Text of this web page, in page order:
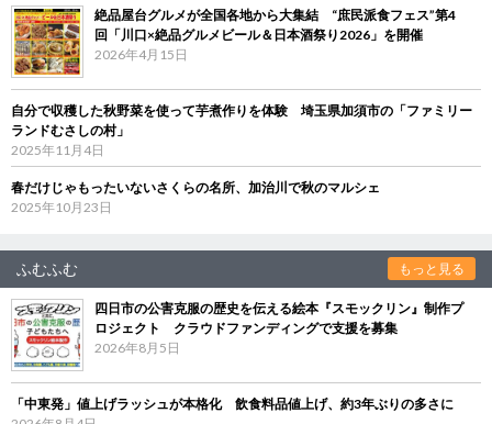
絶品屋台グルメが全国各地から大集結 “庶民派食フェス”第4
回「川口×絶品グルメビール＆日本酒祭り2026」を開催
2026年4月15日
自分で収穫した秋野菜を使って芋煮作りを体験 埼玉県加須市の「ファミリー
ランドむさしの村」
2025年11月4日
春だけじゃもったいないさくらの名所、加治川で秋のマルシェ
2025年10月23日
ふむふむ もっと見る
四日市の公害克服の歴史を伝える絵本『スモックリン』制作プ
ロジェクト クラウドファンディングで支援を募集
2026年8月5日
「中東発」値上げラッシュが本格化 飲食料品値上げ、約3年ぶりの多さに